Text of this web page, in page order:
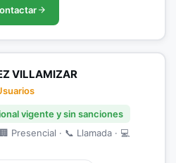
VILLAMIZAR
vigente y sin sanciones
Presencial · 📞 Llamada · 💻